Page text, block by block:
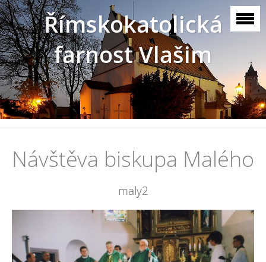
Římskokatolická
farnost Vlašim
Návštěva biskupa Malého
maly2